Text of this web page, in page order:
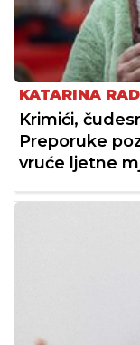
KATARINA
Krimići,
Preporuke
vruće ljetne